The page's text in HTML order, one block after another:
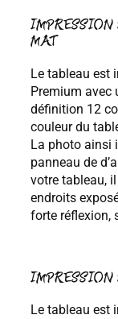
MAT
Le tableau est
Premium avec
définition 12
couleur du
La photo ainsi
panneau de
votre tableau,
endroits
forte réflexion,
Le tableau est